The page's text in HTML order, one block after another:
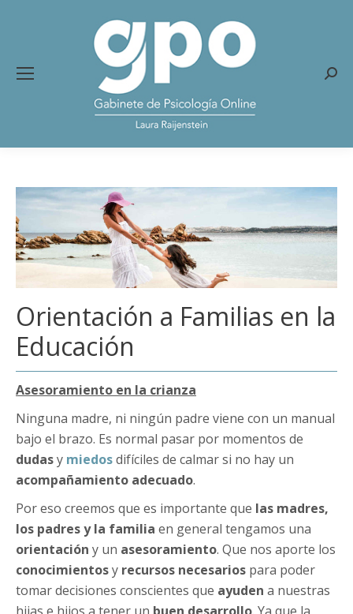
Orientación a Familias en la
Educación
Asesoramiento en la crianza
Ninguna madre, ni ningún padre viene con un manual
bajo el brazo. Es normal pasar por momentos de
dudasy miedosdifíciles de calmar si no hay un
acompañamiento adecuado.
Por eso creemos que es importante que las madres,
los padres y la familia en general tengamos una
orientación y un asesoramiento. Que nos aporte los
conocimientosy recursos necesarios para poder
tomar decisiones conscientes que ayuden a nuestras